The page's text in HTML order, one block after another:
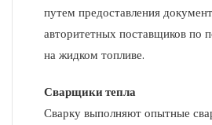
путем предоставления
авторитетных поставщиков по
на жидком топливе.
Сварщики тепла
Сварку выполняют опытные